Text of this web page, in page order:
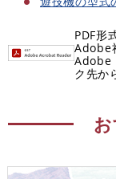
PDF形
Adobe
Adobe
ク先か